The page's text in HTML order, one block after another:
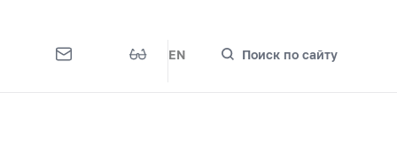
EN Поиск по сайту